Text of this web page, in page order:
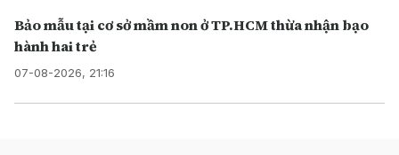
Bảo mẫu tại cơ sở mầm non ở TP.HCM thừa nhận bạo
hành hai trẻ
07-08-2026, 21:16